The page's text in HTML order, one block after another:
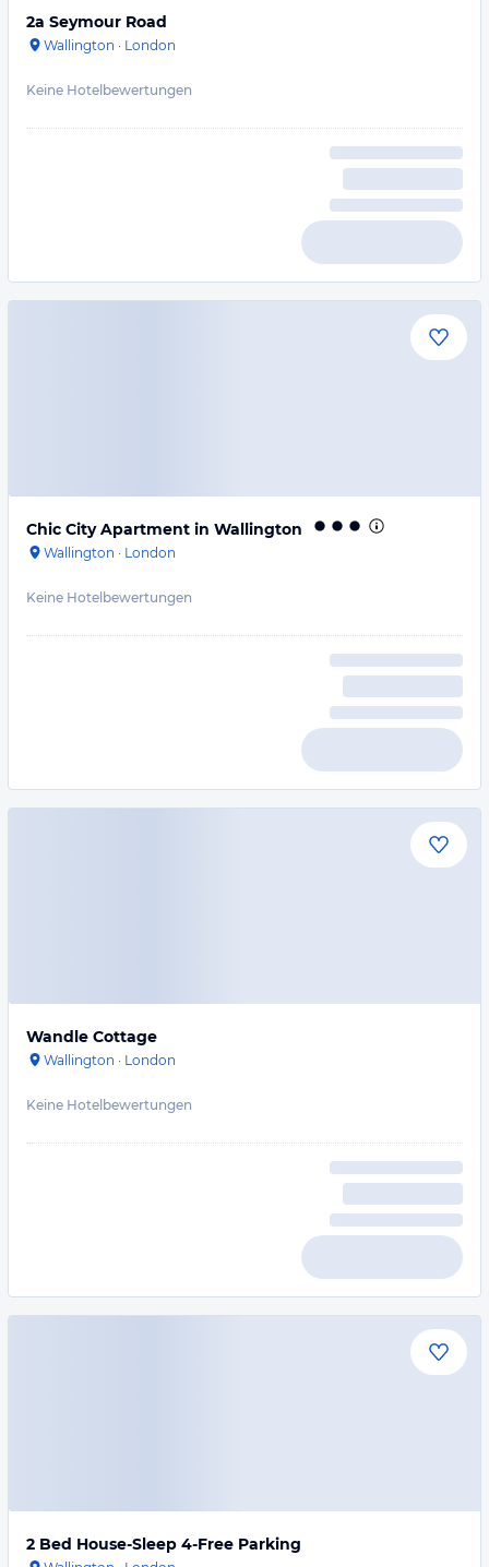
2a Seymour Road
Wallington · London
Keine Hotelbewertungen
Chic City Apartment in Wallington
Wallington · London
Keine Hotelbewertungen
Wandle Cottage
Wallington · London
Keine Hotelbewertungen
2 Bed House-Sleep 4-Free Parking